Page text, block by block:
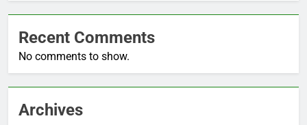
Recent Comments
No comments to show.
Archives